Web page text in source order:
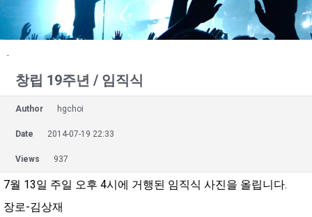
.
창립 19주년 / 임직식
Author hgchoi
Date 2014-07-19 22:33
Views 937
7월 13일 주일 오후 4시에 거행된 임직식 사진을 올립니다.
장로-김상재